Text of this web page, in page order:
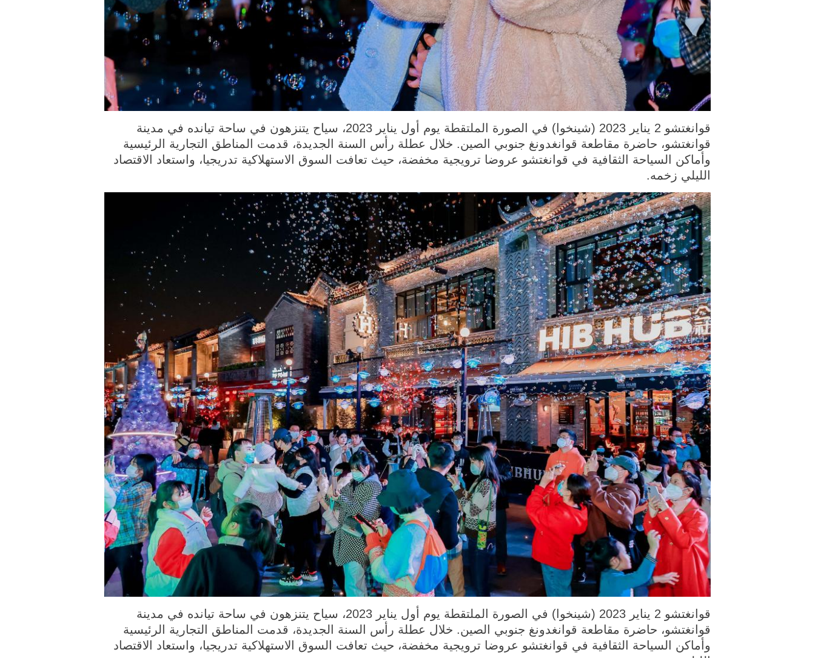
قوانغتشو 2 يناير 2023 (شينخوا) في الصورة الملتقطة يوم أول يناير 2023، سياح يتنزهون في ساحة تيانده في مدينة
قوانغتشو، حاضرة مقاطعة قوانغدونغ جنوبي الصين. خلال عطلة رأس السنة الجديدة، قدمت المناطق التجارية الرئيسية
وأماكن السياحة الثقافية في قوانغتشو عروضا ترويجية مخفضة، حيث تعافت السوق الاستهلاكية تدريجيا، واستعاد الاقتصاد
الليلي زخمه.
قوانغتشو 2 يناير 2023 (شينخوا) في الصورة الملتقطة يوم أول يناير 2023، سياح يتنزهون في ساحة تيانده في مدينة
قوانغتشو، حاضرة مقاطعة قوانغدونغ جنوبي الصين. خلال عطلة رأس السنة الجديدة، قدمت المناطق التجارية الرئيسية
وأماكن السياحة الثقافية في قوانغتشو عروضا ترويجية مخفضة، حيث تعافت السوق الاستهلاكية تدريجيا، واستعاد الاقتصاد